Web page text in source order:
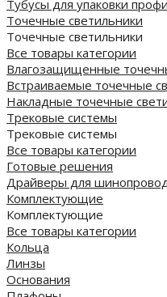
Тубусы для упаковки
Точечные светильники
Точечные светильники
Все товары категории
Влагозащищенные
Встраиваемые точечные
Накладные точечные
Трековые системы
Трековые системы
Все товары категории
Готовые решения
Драйверы для
Комплектующие
Комплектующие
Все товары категории
Кольца
Линзы
Основания